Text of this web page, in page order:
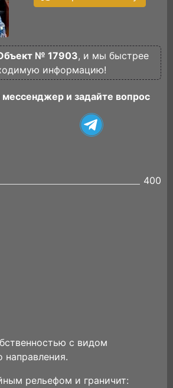
№ 17903, и мы быстрее
информацию!
и задайте вопрос
400
с видом
направления.
рельефом и граничит: